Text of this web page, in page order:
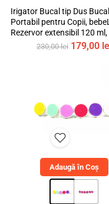
Irigator Bucal tip Dus Bucal
Portabil pentru Copii,
Rezervor extensibil 120 ml,
Incluse, Materiale Non-
230,00lei Prețul
230,00
179,00
Adaugă în Coș